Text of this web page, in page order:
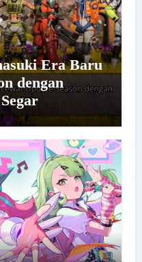
Era Baru
dengan